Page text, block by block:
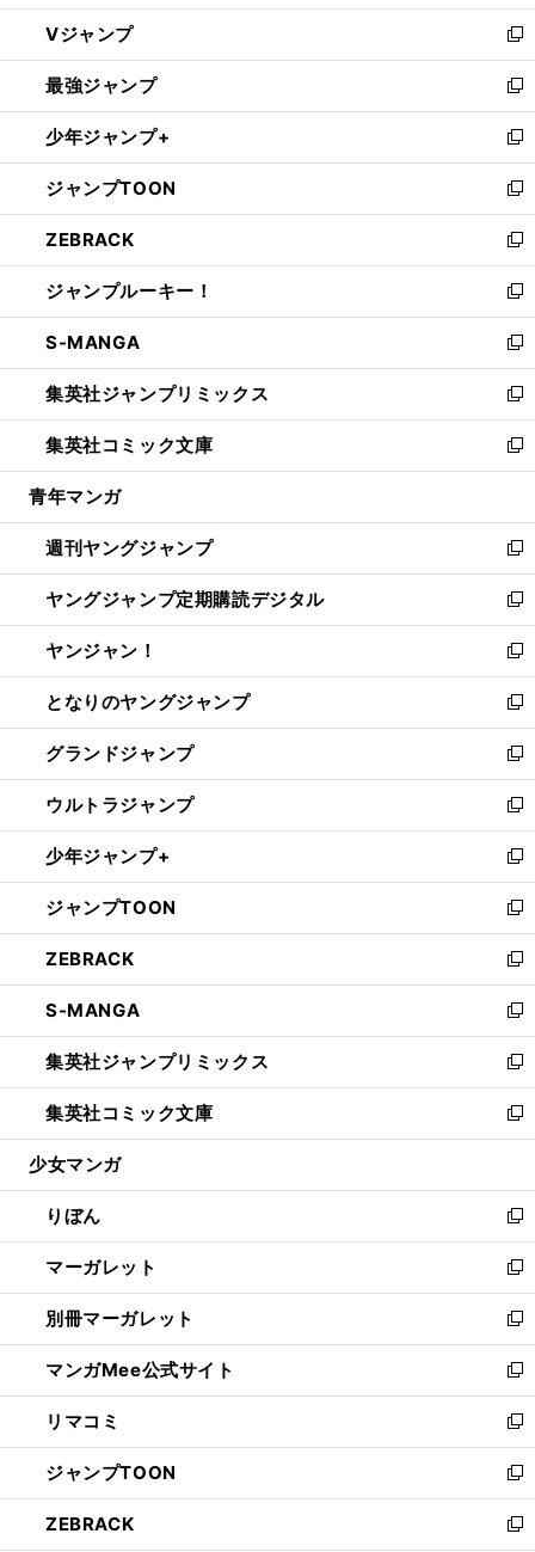
ウ
ィ
ン
ド
ウ
で
開
く
し
い
ウ
ィ
ン
ド
ウ
で
開
く
Vジャンプ
新
し
い
ウ
ィ
ン
ド
ウ
で
開
く
最強ジャンプ
新
し
い
ウ
ィ
ン
ド
ウ
で
開
く
少年ジャンプ+
新
し
い
ウ
ィ
ン
ド
ウ
で
開
く
ジャンプTOON
新
し
い
ウ
ィ
ン
ド
ウ
で
開
く
ZEBRACK
新
し
い
ウ
ィ
ン
ド
ウ
で
開
ジャンプルーキー！
新
し
い
ウ
ィ
ン
ド
ウ
開
く
S-MANGA
新
し
い
ウ
ィ
ン
ウ
で
開
く
集英社ジャンプリミックス
新
し
い
ウ
ン
ド
ウ
で
開
く
集英社コミック文庫
新
し
ウ
ィ
ン
ド
ウ
で
開
く
青年マンガ
週刊ヤングジャンプ
新
し
い
ウ
ィ
ン
ド
ウ
で
開
く
ヤングジャンプ定期購読デジタル
新
し
い
ウ
ィ
ン
ド
ウ
で
開
く
ヤンジャン！
新
し
い
ウ
ィ
ン
ド
ウ
で
開
く
となりのヤングジャンプ
新
し
い
ウ
ィ
ン
ド
ウ
で
開
く
グランドジャンプ
新
し
い
ウ
ィ
ン
ド
ウ
で
開
く
ウルトラジャンプ
新
し
い
ウ
ィ
ン
ド
ウ
で
開
く
少年ジャンプ+
新
し
い
ウ
ィ
ン
ド
ウ
で
開
く
ジャンプTOON
新
し
い
ウ
ィ
ン
ド
ウ
で
開
ZEBRACK
新
し
い
ウ
ィ
ン
ド
ウ
開
く
S-MANGA
新
し
い
ウ
ィ
ン
ウ
で
開
く
集英社ジャンプリミックス
新
し
い
ウ
ン
ド
ウ
で
開
く
集英社コミック文庫
新
し
ウ
ィ
ン
ド
ウ
で
開
く
少女マンガ
りぼん
新
し
い
ウ
ィ
ン
ド
ウ
で
開
く
マーガレット
新
し
い
ウ
ィ
ン
ド
ウ
で
開
く
別冊マーガレット
新
し
い
ウ
ィ
ン
ド
ウ
で
マンガMee公式サイト
新
し
い
ウ
ィ
ン
ド
リマコミ
新
し
い
ウ
ィ
ジャンプTOON
新
し
い
ZEBRACK
新